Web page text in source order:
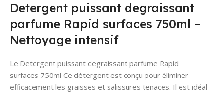
Detergent puissant degraissant
parfume Rapid surfaces 750ml –
Nettoyage intensif
Le Detergent puissant degraissant parfume Rapid
surfaces 750ml Ce détergent est conçu pour éliminer
efficacement les graisses et salissures tenaces. Il est idéal